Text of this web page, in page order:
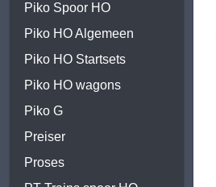
Piko Spoor HO
Piko HO Algemeen
Piko HO Startsets
Piko HO wagons
Piko G
Preiser
Proses